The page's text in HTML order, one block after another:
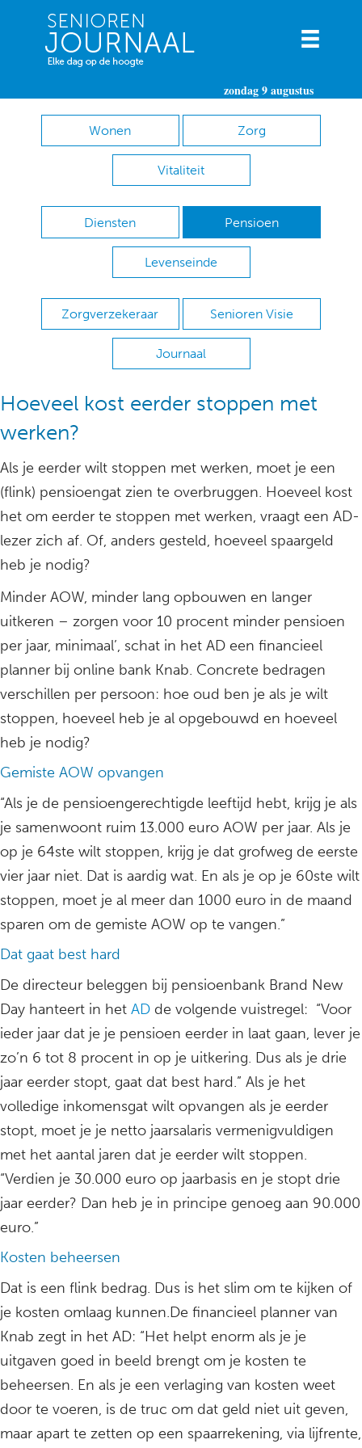
zondag 9 augustus
Wonen Zorg
Vitaliteit
Diensten Pensioen
Levenseinde
Zorgverzekeraar Senioren Visie
Journaal
Hoeveel kost eerder stoppen met
werken?
Als je eerder wilt stoppen met werken, moet je een
(flink) pensioengat zien te overbruggen. Hoeveel kost
het om eerder te stoppen met werken, vraagt een AD-
lezer zich af. Of, anders gesteld, hoeveel spaargeld
heb je nodig?
Minder AOW, minder lang opbouwen en langer
uitkeren – zorgen voor 10 procent minder pensioen
per jaar, minimaal’, schat in het AD een financieel
planner bij online bank Knab. Concrete bedragen
verschillen per persoon: hoe oud ben je als je wilt
stoppen, hoeveel heb je al opgebouwd en hoeveel
heb je nodig?
Gemiste AOW opvangen
“Als je de pensioengerechtigde leeftijd hebt, krijg je als
je samenwoont ruim 13.000 euro AOW per jaar. Als je
op je 64ste wilt stoppen, krijg je dat grofweg de eerste
vier jaar niet. Dat is aardig wat. En als je op je 60ste wilt
stoppen, moet je al meer dan 1000 euro in de maand
sparen om de gemiste AOW op te vangen.”
Dat gaat best hard
De directeur beleggen bij pensioenbank Brand New
Day hanteert in het AD de volgende vuistregel: “Voor
ieder jaar dat je je pensioen eerder in laat gaan, lever je
zo’n 6 tot 8 procent in op je uitkering. Dus als je drie
jaar eerder stopt, gaat dat best hard.” Als je het
volledige inkomensgat wilt opvangen als je eerder
stopt, moet je je netto jaarsalaris vermenigvuldigen
met het aantal jaren dat je eerder wilt stoppen.
“Verdien je 30.000 euro op jaarbasis en je stopt drie
jaar eerder? Dan heb je in principe genoeg aan 90.000
euro.”
Kosten beheersen
Dat is een flink bedrag. Dus is het slim om te kijken of
je kosten omlaag kunnen.De financieel planner van
Knab zegt in het AD: “Het helpt enorm als je je
uitgaven goed in beeld brengt om je kosten te
beheersen. En als je een verlaging van kosten weet
door te voeren, is de truc om dat geld niet uit geven,
maar apart te zetten op een spaarrekening, via lijfrente,